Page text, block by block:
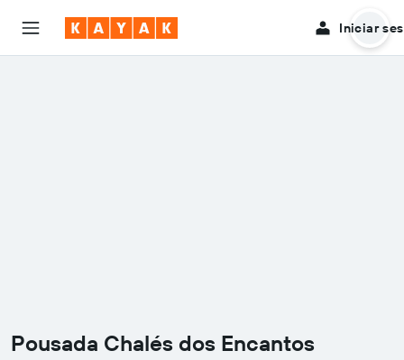
Iniciar
Pousada Chalés dos Encantos